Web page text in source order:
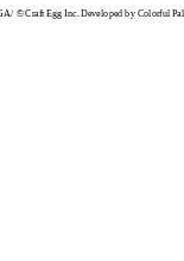
/ © Craft Egg Inc. Developed by Colorful